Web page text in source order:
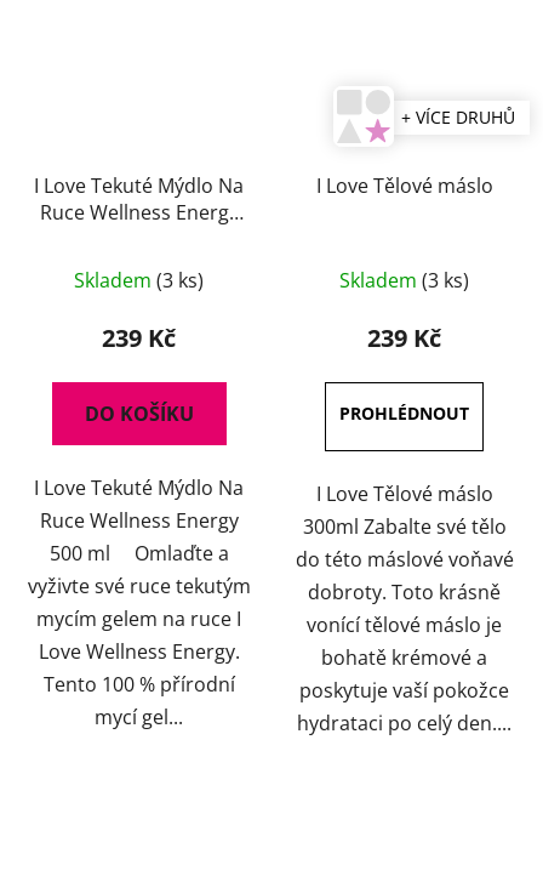
I Love Tekuté Mýdlo Na
Ruce Wellness Energy
Skladem (3 ks)
239 Kč
DO KOŠÍKU
I Love Tekuté Mýdlo Na
Ruce Wellness Energy
500 ml Omlaďte a
vyživte své ruce tekutým
mycím gelem na ruce I
Love Wellness Energy.
Tento 100 % přírodní
mycí gel...
+ VÍCE DRUHŮ
I Love Tělové máslo
Skladem (3 ks)
239 Kč
I Love Tělové máslo
300ml Zabalte své tělo
do této máslové voňavé
dobroty. Toto krásně
vonící tělové máslo je
bohatě krémové a
poskytuje vaší pokožce
hydrataci po celý den....